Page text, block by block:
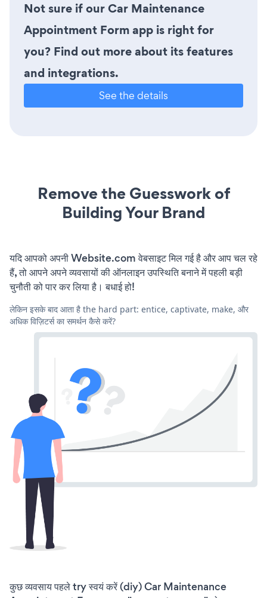
Not sure if our Car Maintenance
Appointment Form app is right for
you? Find out more about its features
and integrations.
See the details
Remove the Guesswork of
Building Your Brand
यदि आपको अपनी Website.com वेबसाइट मिल गई है और आप चल रहे
हैं, तो आपने अपने व्यवसायों की ऑनलाइन उपस्थिति बनाने में पहली बड़ी
चुनौती को पार कर लिया है। बधाई हो!
लेकिन इसके बाद आता है the hard part: entice, captivate, make, और
अधिक विज़िटर्स का समर्थन कैसे करें?
कुछ व्यवसाय पहले try स्वयं करें (diy) Car Maintenance